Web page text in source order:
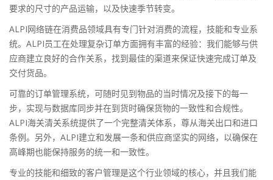
要求的尺寸的产品运输，以及快速季节转变。
ALPI网络链在消费品领域具有专门针对消费的流程，技能和专业系
统。ALPI员工在处理复杂订单方面拥有丰富的经验：我们能够与供
应商建立良好的合作关系，找到最佳的渠道来保证快速完成订单及
交付货品。
可靠的订单管理系统，可随时见到物品的当时情况及接下的每一
步，实现与数据库同步并在到货时确保货物的一致性和合规性。
ALPI海关清关系统提供了一个完整清关体系，尊从海关出口和进口
条例。另外，ALPI建立和发展一条和供应商坚实的网络，以确保在
高峰期也能保持服务的统一和一致性。
专业的技能和细致的客户管理是这个行业领域的核心，并且我们能